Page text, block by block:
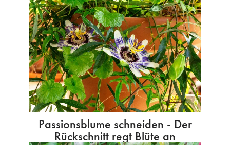
Passionsblume schneiden - Der
Rückschnitt regt Blüte an